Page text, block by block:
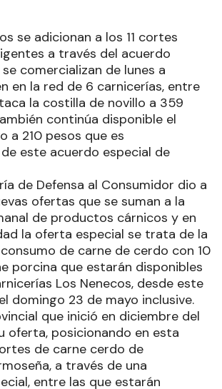
se adicionan a los 11 cortes
a través del acuerdo
comercializan de lunes a
en la red de 6 carnicerías, entre
la costilla de novillo a 359
continúa disponible el
a 210 pesos que es
este acuerdo especial de
de Defensa al Consumidor dio a
ofertas que se suman a la
de productos cárnicos y en
la oferta especial se trata de la
de carne de cerdo con 10
porcina que estarán disponibles
Los Nenecos, desde este
domingo 23 de mayo inclusive.
que inició en diciembre del
oferta, posicionando en esta
de carne cerdo de
a través de una
entre las que estarán